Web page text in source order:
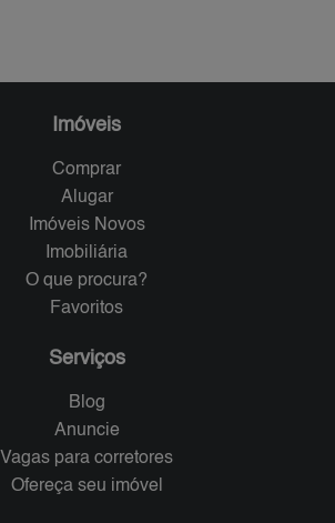
Imóveis
Comprar
Alugar
Imóveis Novos
Imobiliária
O que procura?
Favoritos
Serviços
Blog
Anuncie
Vagas para corretores
Ofereça seu imóvel